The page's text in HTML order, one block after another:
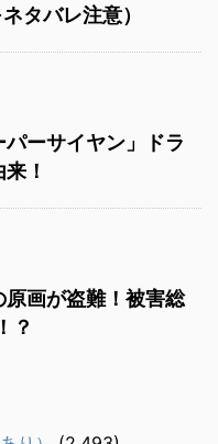
タバレ注意）
ーサイヤン」ドラ
！
原画が盗難！被害総
？